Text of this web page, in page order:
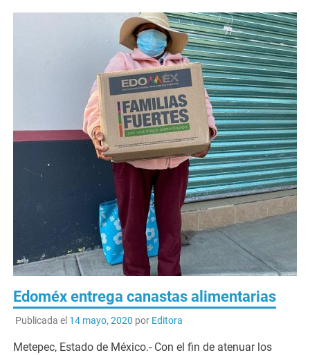
Edoméx entrega canastas alimentarias
Publicada el 14 mayo, 2020 por Editora
Metepec, Estado de México.- Con el fin de atenuar los